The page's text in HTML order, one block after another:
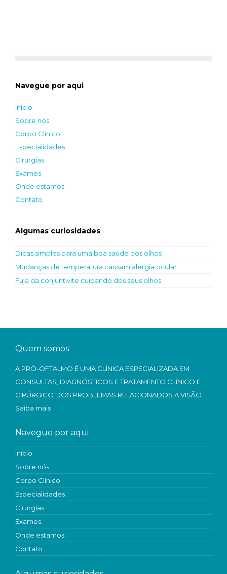
Navegue por aqui
Início
Sobre nós
Corpo Clínico
Especialidades
Cirurgias
Exames
Onde estamos
Contato
Algumas curiosidades
Dicas simples para uma boa saúde dos olhos
Mudanças de temperatura causam alergia ocular
Fuja da conjuntivite cuidando dos seus olhos
Quem somos
A PRÓ-OFTALMO É UMA CLÍNICA ESPECIALIZADA EM
CONSULTAS, DIAGNÓSTICOS E TRATAMENTO CLÍNICO E
CIRÚRGICO DOS PROBLEMAS RELACIONADOS A VISÃO.
Saiba mais
Navegue por aqui
Início
Sobre nós
Corpo Clínico
Especialidades
Cirurgias
Exames
Onde estamos
Contato